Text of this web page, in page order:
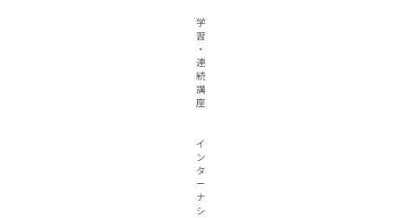
学
習
・
連
続
講
座
イ
ン
タ
ー
ナ
シ